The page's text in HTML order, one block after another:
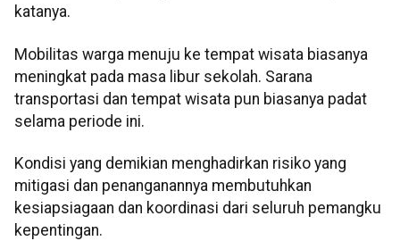
katanya.
Mobilitas warga menuju ke tempat wisata biasanya
meningkat pada masa libur sekolah. Sarana
transportasi dan tempat wisata pun biasanya padat
selama periode ini.
Kondisi yang demikian menghadirkan risiko yang
mitigasi dan penanganannya membutuhkan
kesiapsiagaan dan koordinasi dari seluruh pemangku
kepentingan.